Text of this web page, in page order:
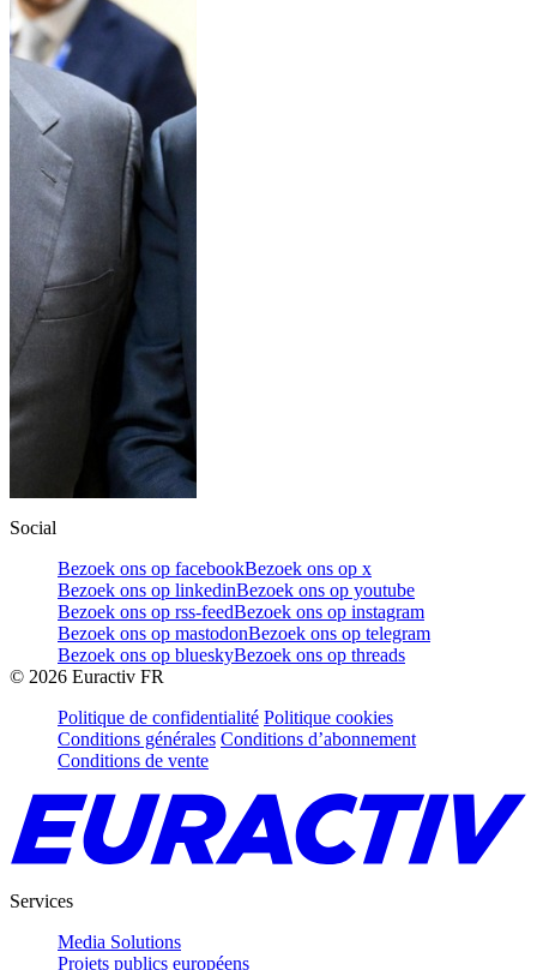
Social
Bezoek ons op facebookBezoek ons op x
Bezoek ons op linkedinBezoek ons op youtube
Bezoek ons op rss-feedBezoek ons op instagram
Bezoek ons op mastodonBezoek ons op telegram
Bezoek ons op blueskyBezoek ons op threads
© 2026 Euractiv FR
Politique de confidentialité Politique cookies
Conditions générales Conditions d’abonnement
Conditions de vente
Services
Media Solutions
Projets publics européens